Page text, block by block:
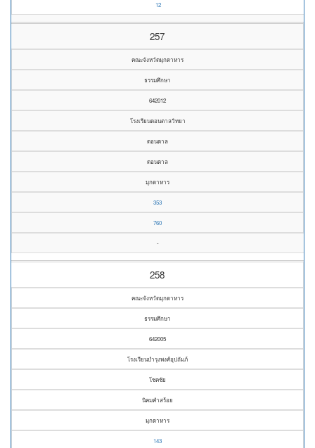
12
257
คณะจังหวัดมุกดาหาร
ธรรมศึกษา
642012
โรงเรียนดอนตาลวิทยา
ดอนตาล
ดอนตาล
มุกดาหาร
353
760
-
258
คณะจังหวัดมุกดาหาร
ธรรมศึกษา
642005
โรงเรียนบำรุงพงศ์อุปถัมภ์
โชคชัย
นิคมคำสร้อย
มุกดาหาร
143